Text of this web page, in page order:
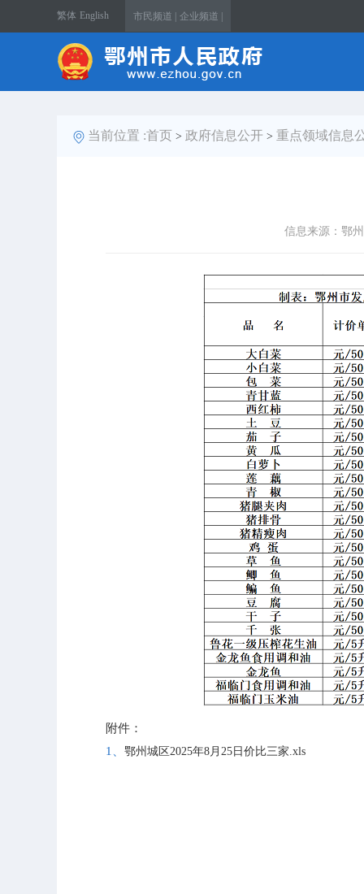
繁体 English 市民频道 | 企业频道 |
当前位置 :首页 > 政府信息公开 > 重点领域信息
信息来源：鄂
附件：
1、 鄂州城区2025年8月25日价比三家.xls